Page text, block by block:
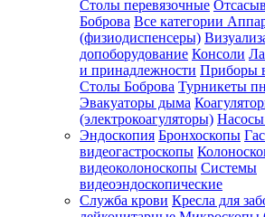
Столы перевязочные
Боброва Все категории
(физиодиспенсеры)
допоборудование Консоли
и принадлежности Приборы
Столы Боброва Турникеты
Эвакуаторы дыма
(электрокоагуляторы)
Эндоскопия Бронхоскопы
видеогастроскопы
видеоколоноскопы Системы
видеоэндоскопические
Служба крови Кресла для